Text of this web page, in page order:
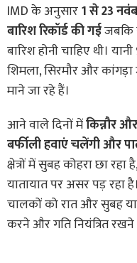
IMD के अनुसार1 से 23
बारिश रिकॉर्ड की गईजबकि
बारिश होनी चाहिए थी।
शिमला, सिरमौर और
माने जा रहे हैं।
आने वाले दिनों मेंकिन्नौर
बर्फीली हवाएं चलेंगी और
क्षेत्रों में सुबह कोहरा छा
यातायात पर असर पड़ रहा
चालकों को रात और सुबह
करने और गति नियंत्रित